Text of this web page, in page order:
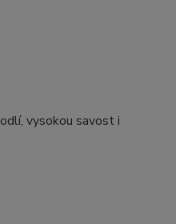
vysokou savost i